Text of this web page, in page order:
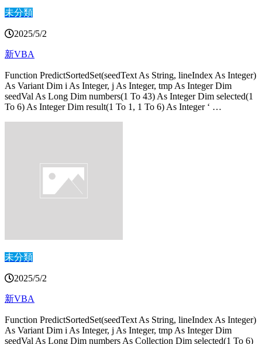
未分類
2025/5/2
新VBA
Function PredictSortedSet(seedText As String, lineIndex As Integer)
As Variant Dim i As Integer, j As Integer, tmp As Integer Dim
seedVal As Long Dim numbers(1 To 43) As Integer Dim selected(1
To 6) As Integer Dim result(1 To 1, 1 To 6) As Integer ‘ …
未分類
2025/5/2
新VBA
Function PredictSortedSet(seedText As String, lineIndex As Integer)
As Variant Dim i As Integer, j As Integer, tmp As Integer Dim
seedVal As Long Dim numbers As Collection Dim selected(1 To 6)